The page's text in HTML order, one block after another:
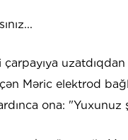
çarpayıya
Məric elektrod
ona: "Yuxunuz